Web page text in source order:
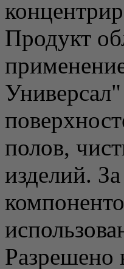
Продукт
полов,
изделий.
Разрешено